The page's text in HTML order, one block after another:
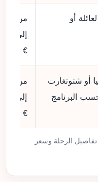
أو
€
أو شتوتغارت
البرنامج
€
الرحلة وسعر